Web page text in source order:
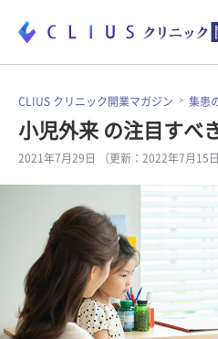
お役立ち資料
開業医のリアル
電子カルテ・ICT
集患のコツ
CLIUS クリニック開業マガジン 集患
小児外来 の注目すべ
2021年7月29日 （更新：2022年7月15日